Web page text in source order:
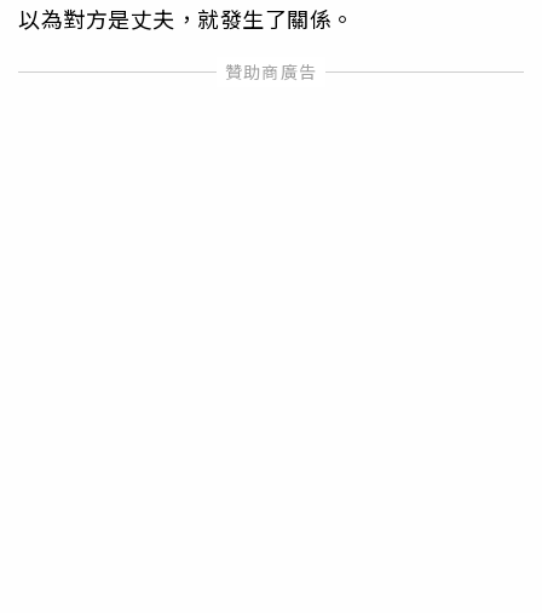
以為對方是丈夫，就發生了關係。